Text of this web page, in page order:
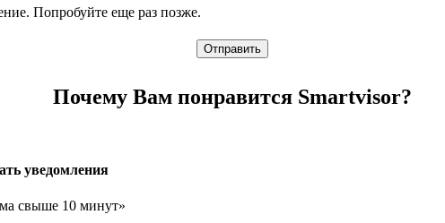
Попробуйте еще раз позже.
Отправить
Почему Вам понравится Smartvisor?
уведомления
свыше 10 минут»